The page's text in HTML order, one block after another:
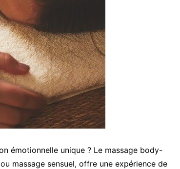
émotionnelle unique ? Le massage body-
massage sensuel, offre une expérience de